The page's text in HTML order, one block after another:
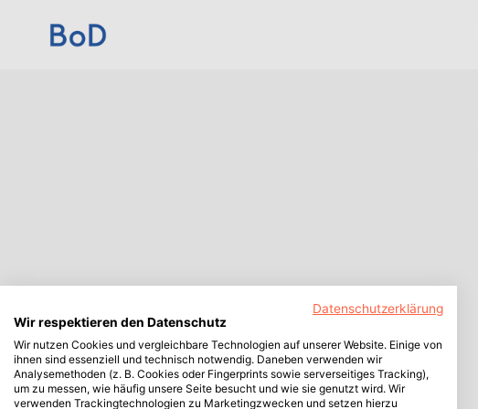
Datenschutzerklärung
Wir respektieren den Datenschutz
Wir nutzen Cookies und vergleichbare Technologien auf unserer Website. Einige von
ihnen sind essenziell und technisch notwendig. Daneben verwenden wir
Analysemethoden (z. B. Cookies oder Fingerprints sowie serverseitiges Tracking),
um zu messen, wie häufig unsere Seite besucht und wie sie genutzt wird. Wir
verwenden Trackingtechnologien zu Marketingzwecken und setzen hierzu